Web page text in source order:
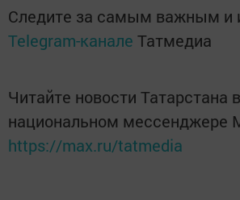
Следите за самым важным и
Telegram-канале Татмедиа
Читайте новости Татарстана в
национальном мессенджере
https://max.ru/tatmedia